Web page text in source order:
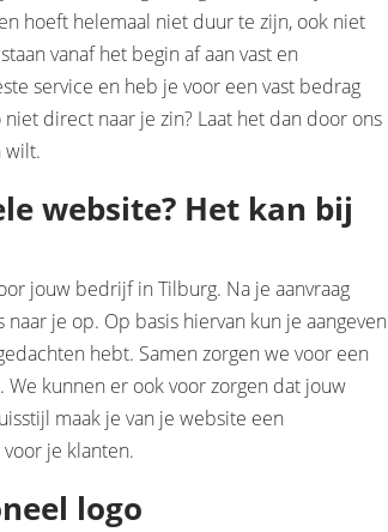
hoeft helemaal niet duur te zijn, ook niet
vanaf het begin af aan vast en
service en heb je voor een vast bedrag
direct naar je zin? Laat het dan door ons
wilt.
website? Het kan bij
jouw bedrijf in Tilburg. Na je aanvraag
je op. Op basis hiervan kun je aangeven
hebt. Samen zorgen we voor een
kunnen er ook voor zorgen dat jouw
maak je van je website een
je klanten.
logo